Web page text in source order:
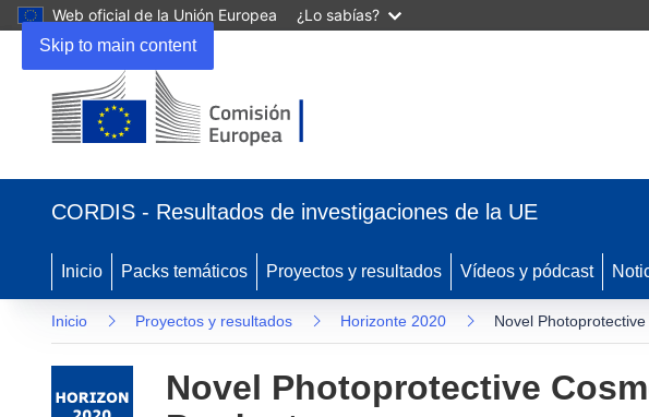
Skip to main content
Web oficial de la Unión Europea ¿Lo sabías?
CORDIS - Resultados de investigaciones de la UE
Inicio Packs temáticos Proyectos y resultados Vídeos y pódcast
Inicio Proyectos y resultados Horizonte 2020 Novel
Novel Photoprotective